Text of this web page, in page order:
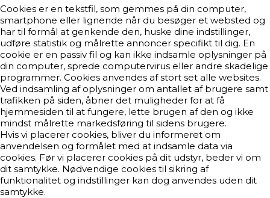
Cookies er en tekstfil, som gemmes på din computer,
smartphone eller lignende når du besøger et websted og
har til formål at genkende den, huske dine indstillinger,
udføre statistik og målrette annoncer specifikt til dig. En
cookie er en passiv fil og kan ikke indsamle oplysninger på
din computer, sprede computervirus eller andre skadelige
programmer. Cookies anvendes af stort set alle websites.
Ved indsamling af oplysninger om antallet af brugere samt
trafikken på siden, åbner det muligheder for at få
hjemmesiden til at fungere, lette brugen af den og ikke
mindst målrette markedsføring til sidens brugere.
Hvis vi placerer cookies, bliver du informeret om
anvendelsen og formålet med at indsamle data via
cookies. Før vi placerer cookies på dit udstyr, beder vi om
dit samtykke. Nødvendige cookies til sikring af
funktionalitet og indstillinger kan dog anvendes uden dit
samtykke.